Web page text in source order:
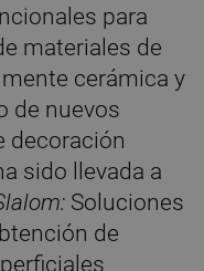
para
materiales de
cerámica y
de nuevos
decoración
sido llevada a
Soluciones
de